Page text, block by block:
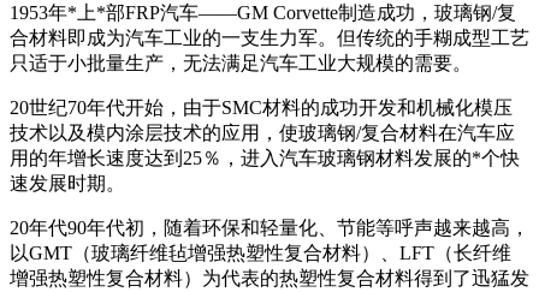
1953年*上*部FRP汽车——GM Corvette制造成功，玻璃钢/复
合材料即成为汽车工业的一支生力军。但传统的手糊成型工艺
只适于小批量生产，无法满足汽车工业大规模的需要。
20世纪70年代开始，由于SMC材料的成功开发和机械化模压
技术以及模内涂层技术的应用，使玻璃钢/复合材料在汽车应
用的年增长速度达到25％，进入汽车玻璃钢材料发展的*个快
速发展时期。
20年代90年代初，随着环保和轻量化、节能等呼声越来越高，
以GMT（玻璃纤维毡增强热塑性复合材料）、LFT（长纤维
增强热塑性复合材料）为代表的热塑性复合材料得到了迅猛发